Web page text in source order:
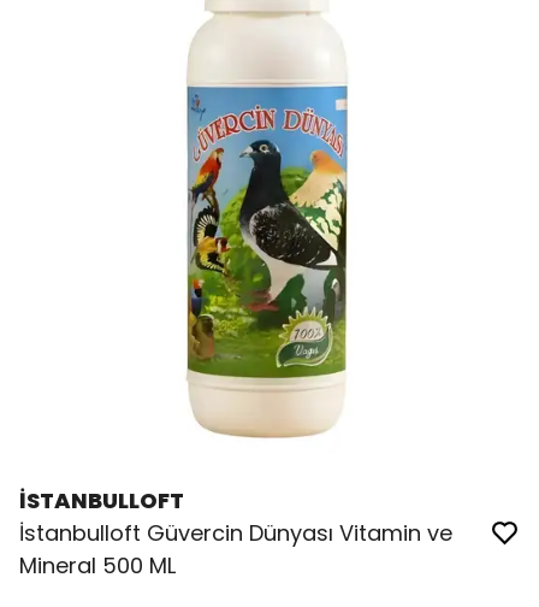
İSTANBULLOFT
İstanbulloft Güvercin Dünyası Vitamin ve
Mineral 500 ML